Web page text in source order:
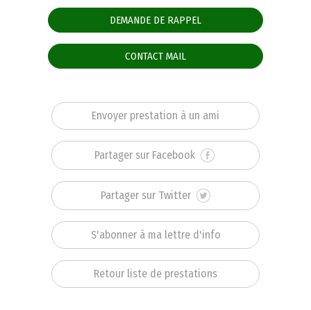
DEMANDE DE RAPPEL
CONTACT MAIL
Envoyer prestation à un ami
Partager sur Facebook
Partager sur Twitter
S'abonner à ma lettre d'info
Retour liste de prestations